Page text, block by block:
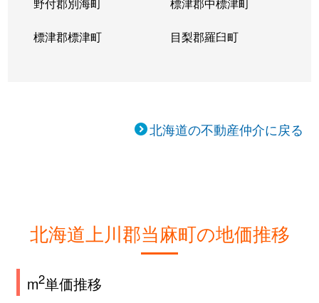
標津郡標津町 目梨郡羅臼町
北海道の不動産仲介に戻る
北海道上川郡当麻町の地価推移
m2単価推移